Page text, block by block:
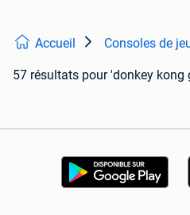
Accueil Consoles de
57 résultats pour 'donkey kong